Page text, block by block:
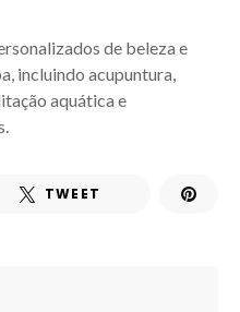
de beleza e
incluindo acupuntura,
aquática e
TWEET